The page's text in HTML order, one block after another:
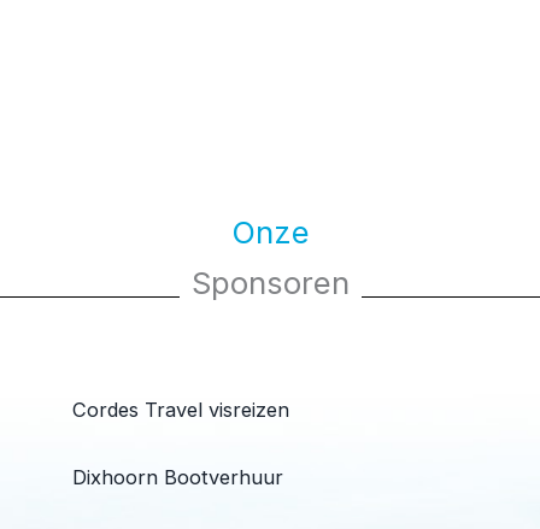
Onze
Sponsoren
Cordes Travel visreizen
Dixhoorn Bootverhuur